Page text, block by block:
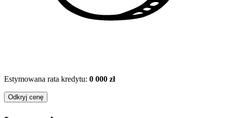
Estymowana rata kredytu: 0 000 zł
Odkryj cenę